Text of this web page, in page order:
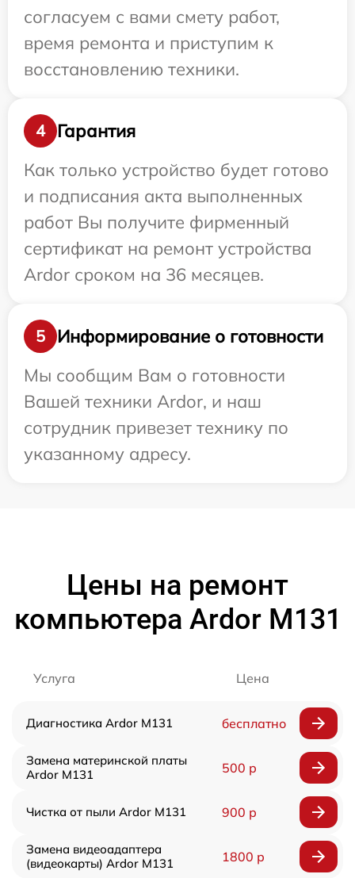
согласуем с вами смету работ,
время ремонта и приступим к
восстановлению техники.
4
Гарантия
Как только устройство будет готово
и подписания акта выполненных
работ Вы получите фирменный
сертификат на ремонт устройства
Ardor сроком на 36 месяцев.
5
Информирование о готовности
Мы сообщим Вам о готовности
Вашей техники Ardor, и наш
сотрудник привезет технику по
указанному адресу.
Цены на ремонт
компьютера Ardor M131
Услуга Цена
Диагностика Ardor M131 бесплатно
Замена материнской платы
Ardor M131
500 р
Чистка от пыли Ardor M131 900 р
Замена видеоадаптера
(видеокарты) Ardor M131
1800 р